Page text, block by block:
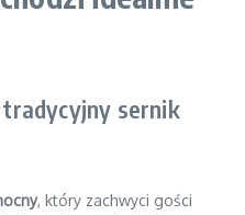
tradycyjny sernik
, który zachwyci gości